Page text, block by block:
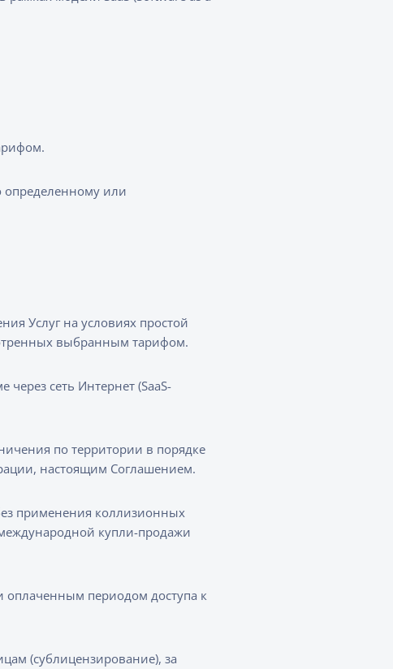
или
Услуг на условиях простой
выбранным тарифом.
сеть Интернет (SaaS-
по территории в порядке
настоящим Соглашением.
применения коллизионных
купли-продажи
оплаченным периодом доступа к
(сублицензирование), за